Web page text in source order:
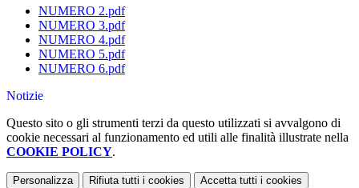
NUMERO 2.pdf
NUMERO 3.pdf
NUMERO 4.pdf
NUMERO 5.pdf
NUMERO 6.pdf
Notizie
Questo sito o gli strumenti terzi da questo utilizzati si avvalgono di
cookie necessari al funzionamento ed utili alle finalità illustrate nella
COOKIE POLICY.
Personalizza Rifiuta tutti i cookies Accetta tutti i cookies